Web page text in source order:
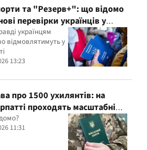
та "Резерв+": що відомо
перевірки українців у
українцям
відмовлятимуть у
13:23
про 1500 ухилянтів: на
проходять масштабні
в ТЦК, – Глагола
11:31